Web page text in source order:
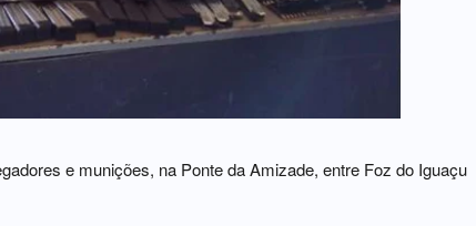
e munições, na Ponte da Amizade, entre Foz do Iguaçu